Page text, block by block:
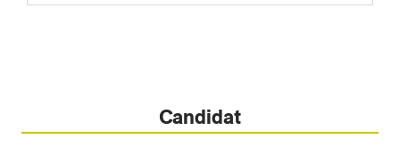
Candidat